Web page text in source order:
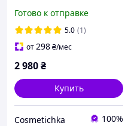
Cream
Готово к отправке
5.0 (1)
от298₴/мес
2 980₴
Купить
Cosmetichka 100%